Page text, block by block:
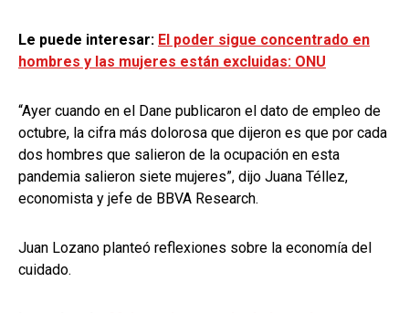
Le puede interesar: El poder sigue concentrado en
hombres y las mujeres están excluidas: ONU
“Ayer cuando en el Dane publicaron el dato de empleo de
octubre, la cifra más dolorosa que dijeron es que por cada
dos hombres que salieron de la ocupación en esta
pandemia salieron siete mujeres”, dijo Juana Téllez,
economista y jefe de BBVA Research.
Juan Lozano planteó reflexiones sobre la economía del
cuidado.